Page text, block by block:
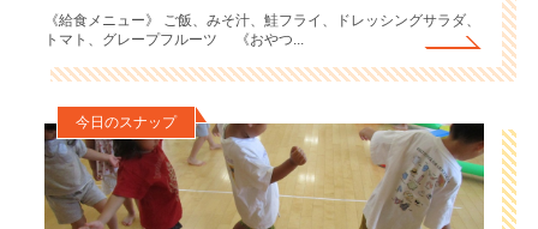
《給食メニュー》 ご飯、みそ汁、鮭フライ、ドレッシングサラダ、
トマト、グレープフルーツ 《おやつ...
今日のスナップ